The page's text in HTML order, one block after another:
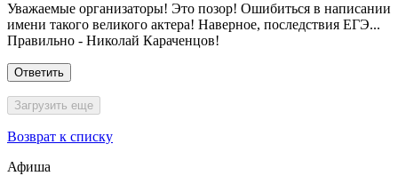
Уважаемые организаторы! Это позор! Ошибиться в написании
имени такого великого актера! Наверное, последствия ЕГЭ...
Правильно - Николай Караченцов!
Ответить
Загрузить еще
Возврат к списку
Афиша